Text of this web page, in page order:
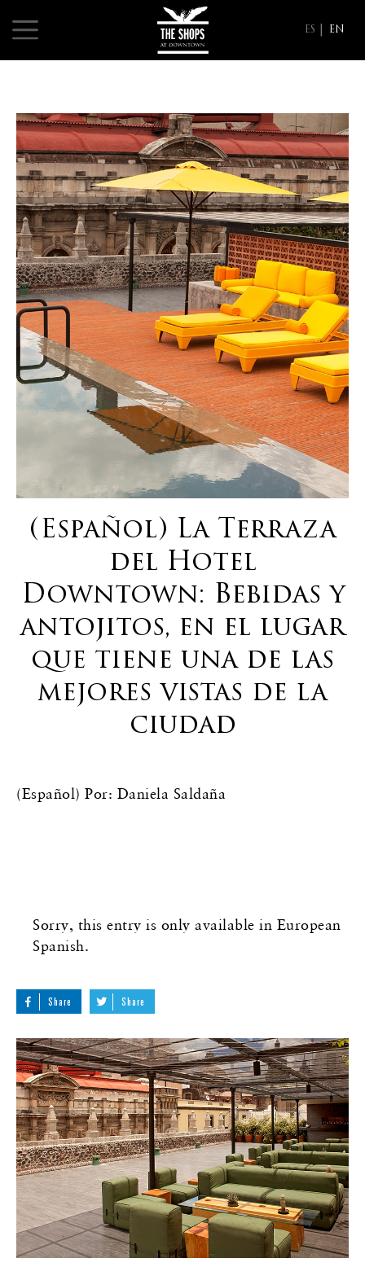
ES EN
(Español) La Terraza
del Hotel
Downtown: Bebidas y
antojitos, en el lugar
que tiene una de las
mejores vistas de la
ciudad
(Español) Por: Daniela Saldaña
Sorry, this entry is only available in European
Spanish.
Share Share